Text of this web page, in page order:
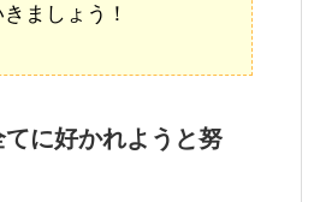
ましょう！
てに好かれようと努